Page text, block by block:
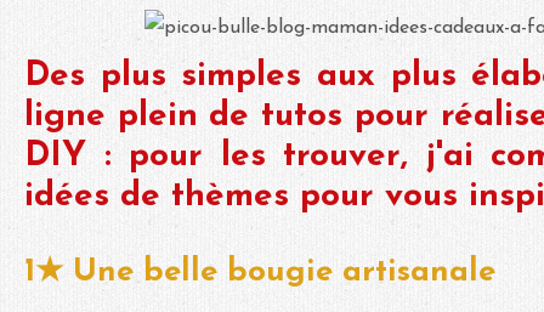
Des plus simples aux plus
ligne plein de tutos pour
DIY : pour les trouver, j'ai
idées de thèmes pour vous
1★ Une belle bougie artisanale